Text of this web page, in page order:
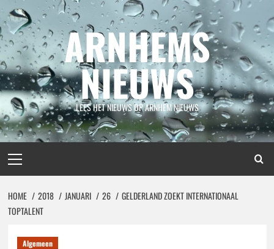
Spring
naar
inhoud
ARNHEMS
NIEUWS
LEES HET NIEUWS OP ARNHEM NIEUWS
menu
HOME 2018 JANUARI 26
GELDERLAND ZOEKT INTERNATIONAAL
TOPTALENT
Algemeen